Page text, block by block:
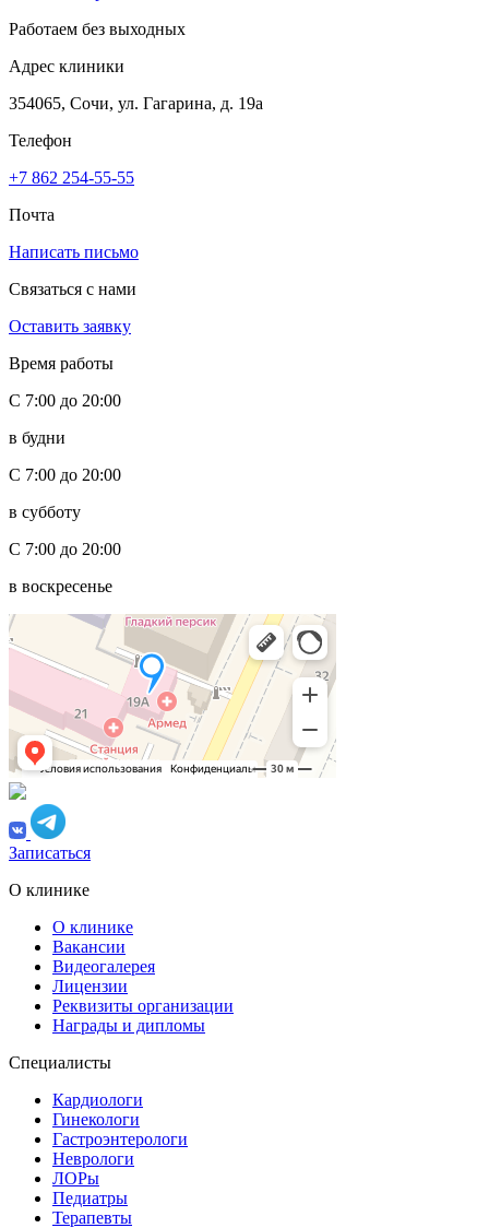
Работаем без выходных
Адрес клиники
354065, Сочи, ул. Гагарина, д. 19а
Телефон
+7 862 254-55-55
Почта
Написать письмо
Связаться с нами
Оставить заявку
Время работы
С 7:00 до 20:00
в будни
С 7:00 до 20:00
в субботу
С 7:00 до 20:00
в воскресенье
Записаться
О клинике
О клинике
Вакансии
Видеогалерея
Лицензии
Реквизиты организации
Награды и дипломы
Специалисты
Кардиологи
Гинекологи
Гастроэнтерологи
Неврологи
ЛОРы
Педиатры
Терапевты